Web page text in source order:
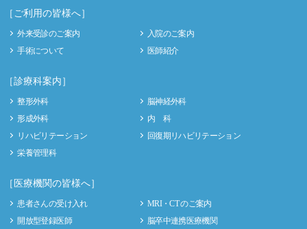
［ご利用の皆様へ］
外来受診のご案内
入院のご案内
手術について
医師紹介
［診療科案内］
整形外科
脳神経外科
形成外科
内 科
リハビリテーション
回復期リハビリテーション
栄養管理科
［医療機関の皆様へ］
患者さんの受け入れ
MRI・CT のご案内
開放型登録医師
脳卒中連携医療機関